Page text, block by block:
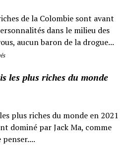
de la Colombie sont avant
dans le milieu des
aucun baron de la drogue...
les plus riches du monde
plus riches du monde en 2021
dominé par Jack Ma, comme